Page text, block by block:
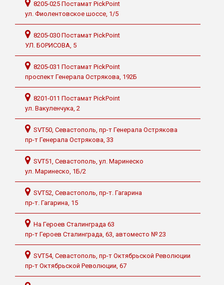
8205-025 Постамат PickPoint
ул. Фиолентовское шоссе, 1/5
8205-030 Постамат PickPoint
УЛ. БОРИСОВА, 5
8205-031 Постамат PickPoint
проспект Генерала Острякова, 192Б
8201-011 Постамат PickPoint
ул. Вакуленчука, 2
SVT50, Севастополь, пр-т Генерала Острякова
пр-т Генерала Острякова, 33
SVT51, Севастополь, ул. Маринеско
ул. Маринеско, 1Б/2
SVT52, Севастополь, пр-т. Гагарина
пр-т. Гагарина, 15
На Героев Сталинграда 63
пр-т Героев Сталинграда, 63, автоместо № 23
SVT54, Севастополь, пр-т Октябрьской Революции
пр-т Октябрьской Революции, 67